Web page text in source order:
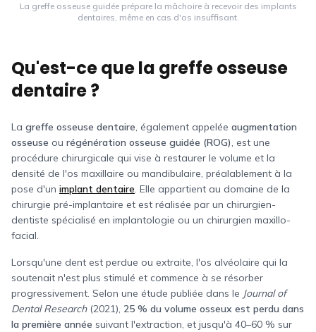
La greffe osseuse guidée prépare la mâchoire à recevoir des implants
dentaires, même en cas d'os insuffisant.
Qu'est-ce que la greffe osseuse
dentaire ?
La greffe osseuse dentaire, également appelée augmentation
osseuse ou régénération osseuse guidée (ROG), est une
procédure chirurgicale qui vise à restaurer le volume et la
densité de l'os maxillaire ou mandibulaire, préalablement à la
pose d'un implant dentaire. Elle appartient au domaine de la
chirurgie pré-implantaire et est réalisée par un chirurgien-
dentiste spécialisé en implantologie ou un chirurgien maxillo-
facial.
Lorsqu'une dent est perdue ou extraite, l'os alvéolaire qui la
soutenait n'est plus stimulé et commence à se résorber
progressivement. Selon une étude publiée dans le Journal of
Dental Research(2021), 25 % du volume osseux est perdu dans
la première année suivant l'extraction, et jusqu'à 40–60 % sur